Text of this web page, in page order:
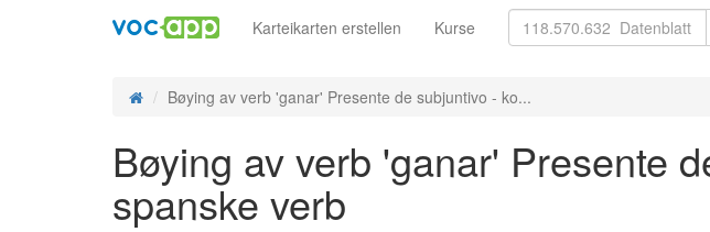
Karteikarten erstellen Kurse
Bøying av verb 'ganar' Presente de subjuntivo - ko...
Bøying av verb 'ganar' Presente
spanske verb